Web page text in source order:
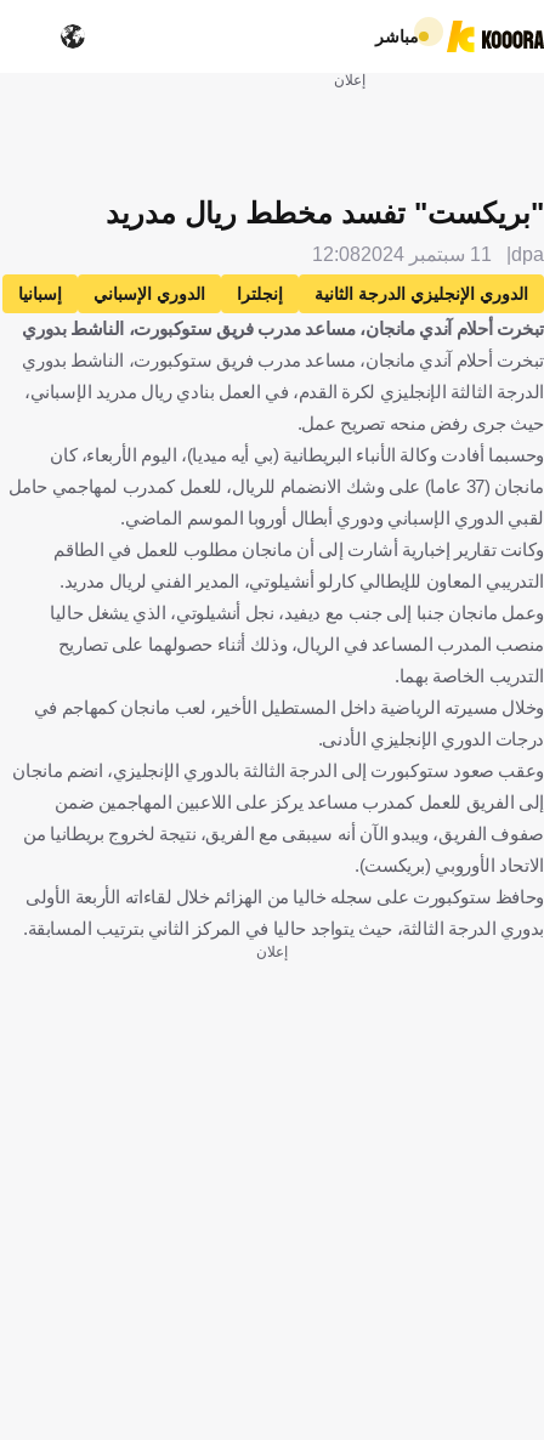
مباشر
إعلان
"بريكست" تفسد مخطط ريال مدريد
dpa 11 سبتمبر 2024 12:08
الدوري الإنجليزي الدرجة الثانية إنجلترا الدوري الإسباني
إسبانيا
ريال مدريد
ريال سوسييداد
كراولي تاون
كارلو أنشيلوتي
إيطاليا كرة قدم
تبخرت أحلام آندي مانجان، مساعد مدرب فريق ستوكبورت، الناشط بدوري
تبخرت أحلام آندي مانجان، مساعد مدرب فريق ستوكبورت، الناشط بدوري
الدرجة الثالثة الإنجليزي لكرة القدم، في العمل بنادي ريال مدريد الإسباني،
حيث جرى رفض منحه تصريح عمل.
وحسبما أفادت وكالة الأنباء البريطانية (بي أيه ميديا)، اليوم الأربعاء، كان
مانجان (37 عاما) على وشك الانضمام للريال، للعمل كمدرب لمهاجمي حامل
لقبي الدوري الإسباني ودوري أبطال أوروبا الموسم الماضي.
وكانت تقارير إخبارية أشارت إلى أن مانجان مطلوب للعمل في الطاقم
التدريبي المعاون للإيطالي كارلو أنشيلوتي، المدير الفني لريال مدريد.
وعمل مانجان جنبا إلى جنب مع ديفيد، نجل أنشيلوتي، الذي يشغل حاليا
منصب المدرب المساعد في الريال، وذلك أثناء حصولهما على تصاريح
التدريب الخاصة بهما.
وخلال مسيرته الرياضية داخل المستطيل الأخير، لعب مانجان كمهاجم في
درجات الدوري الإنجليزي الأدنى.
وعقب صعود ستوكبورت إلى الدرجة الثالثة بالدوري الإنجليزي، انضم مانجان
إلى الفريق للعمل كمدرب مساعد يركز على اللاعبين المهاجمين ضمن
صفوف الفريق، ويبدو الآن أنه سيبقى مع الفريق، نتيجة لخروج بريطانيا من
الاتحاد الأوروبي (بريكست).
وحافظ ستوكبورت على سجله خاليا من الهزائم خلال لقاءاته الأربعة الأولى
بدوري الدرجة الثالثة، حيث يتواجد حاليا في المركز الثاني بترتيب المسابقة.
إعلان